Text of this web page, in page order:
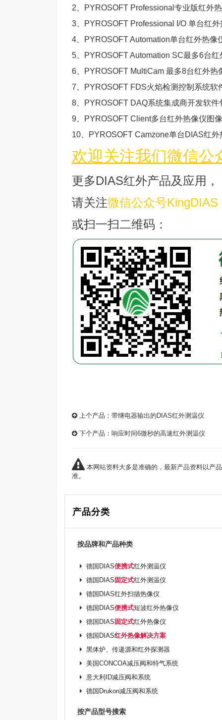
2、
PYROSOFT Professional专业版红外
3、
PYROSOFT Professional I/O 单台红
4、
PYROSOFT Automation单台红外热像
5、
PYROSOFT Automation SC最多6台
6、
PYROSOFT MultiCam 最多8台红外热
7、
PYROSOFT FDS火焰检测控制系统软
8、
PYROSOFT DAQ系统集成商开发软
9、
PYROSOFT Client多台红外热像仪图
10、
PYROSOFT Camzone单台DIAS红
欢迎关注我们微信公
更多DIAS红外产品及应用，
请关注微信公众号KingDIAS
或扫一扫二维码：
上个产品： 带继电器输出的DIAS红外测温仪
下个产品： 响应时间6微秒的高速红外测温仪
本网站资料大多是准确的，最新产品资料以产
准。
产品分类
按品牌和产品种类
德国DIAS便携式红外测温仪
德国DIAS固定式红外测温仪
德国DIAS红外扫描热像仪
德国DIAS便携式短波红外热像仪
德国DIAS固定式红外热像仪
德国DIAS红外热像解决方案
黑体炉、传递源和红外探测器
美国CONCOA减压阀和特气系统
意大利ID减压阀和系统
德国Drukon减压阀和系统
按产品型号搜索